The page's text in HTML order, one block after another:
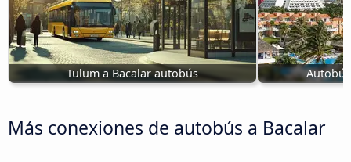
Tulum a Bacalar autobús
Más conexiones de autobús a Bacalar